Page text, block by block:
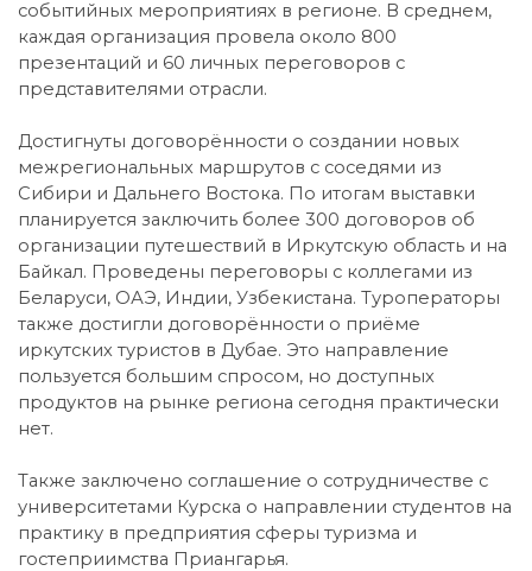
событийных мероприятиях в регионе. В среднем,
каждая организация провела около 800
презентаций и 60 личных переговоров с
представителями отрасли.
Достигнуты договорённости о создании новых
межрегиональных маршрутов с соседями из
Сибири и Дальнего Востока. По итогам выставки
планируется заключить более 300 договоров об
организации путешествий в Иркутскую область и на
Байкал. Проведены переговоры с коллегами из
Беларуси, ОАЭ, Индии, Узбекистана. Туроператоры
также достигли договорённости о приёме
иркутских туристов в Дубае. Это направление
пользуется большим спросом, но доступных
продуктов на рынке региона сегодня практически
нет.
Также заключено соглашение о сотрудничестве с
университетами Курска о направлении студентов на
практику в предприятия сферы туризма и
гостеприимства Приангарья.